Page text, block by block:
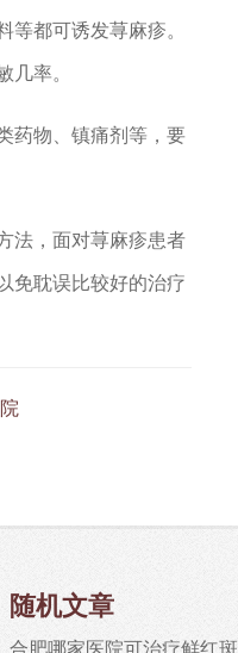
都可诱发荨麻疹。
几率。
药物、镇痛剂等，要
法，面对荨麻疹患者
免耽误比较好的治疗
随机文章